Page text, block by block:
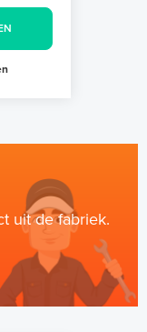
uit de fabriek.